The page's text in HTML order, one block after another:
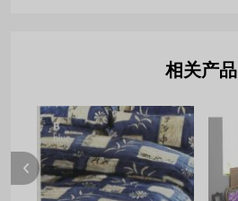
相关产品